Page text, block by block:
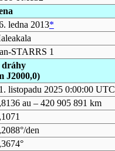
ledna 2013*
STARRS 1
dráhy
J2000,0)
listopadu 2025 0:00:00 UTC
au – 420 905 891 km
den